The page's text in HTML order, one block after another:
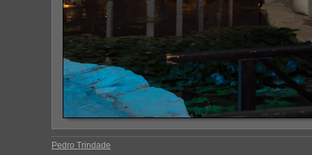
Pedro Trindade